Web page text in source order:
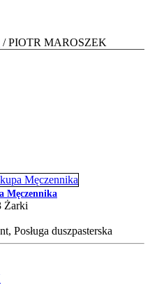
/ PIOTR MAROSZEK
Męczennika
Żarki
Posługa duszpasterska